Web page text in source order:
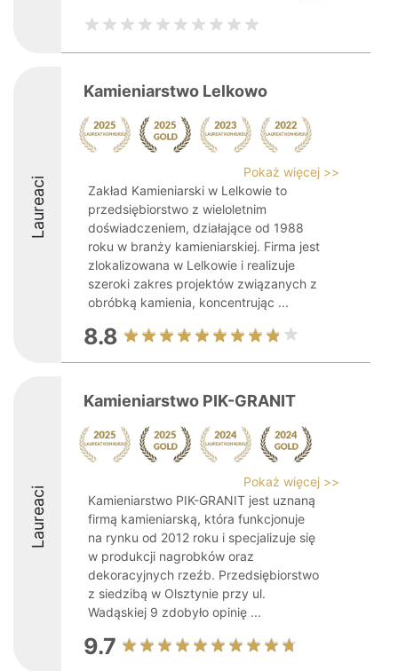
Laureaci
Kamieniarstwo Lelkowo
Pokaż więcej >>
Zakład Kamieniarski w Lelkowie to
przedsiębiorstwo z wieloletnim
doświadczeniem, działające od 1988
roku w branży kamieniarskiej. Firma jest
zlokalizowana w Lelkowie i realizuje
szeroki zakres projektów związanych z
obróbką kamienia, koncentrując ...
8.8
Laureaci
Kamieniarstwo PIK-GRANIT
Pokaż więcej >>
Kamieniarstwo PIK-GRANIT jest uznaną
firmą kamieniarską, która funkcjonuje
na rynku od 2012 roku i specjalizuje się
w produkcji nagrobków oraz
dekoracyjnych rzeźb. Przedsiębiorstwo
z siedzibą w Olsztynie przy ul.
Wadąskiej 9 zdobyło opinię ...
9.7